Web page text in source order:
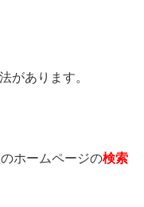
があります。
ホームページの検索